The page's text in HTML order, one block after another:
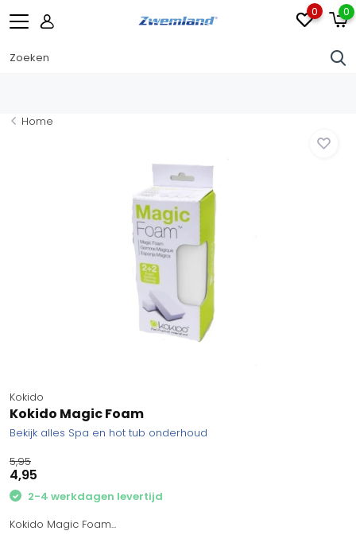
0 0
Home
Kokido
Kokido Magic Foam
Bekijk alles Spa en hot tub onderhoud
5,95
4,95
2-4 werkdagen levertijd
Kokido Magic Foam...